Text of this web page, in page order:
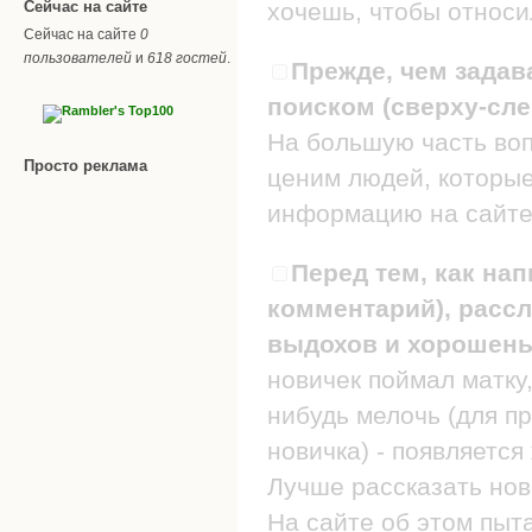
Сейчас на сайте
Сейчас на сайте 0
пользователей и 618 гостей.
Просто реклама
хочешь, чтобы
Прежде, чем
поиском (сверху-
На большую часть
ценим людей,
информацию на
Перед тем, как
комментарий),
выдохов и
новичек поймал
нибудь мелочь (для
новичка) -
Лучше рассказать
На сайте об этом